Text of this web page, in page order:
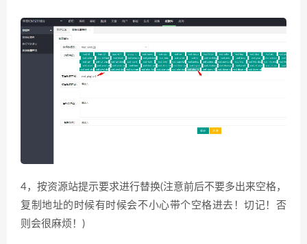
4，按资源站提示要求进行替换(注意前后不要多出来空格，
复制地址的时候有时候会不小心带个空格进去！切记！否
则会很麻烦！)